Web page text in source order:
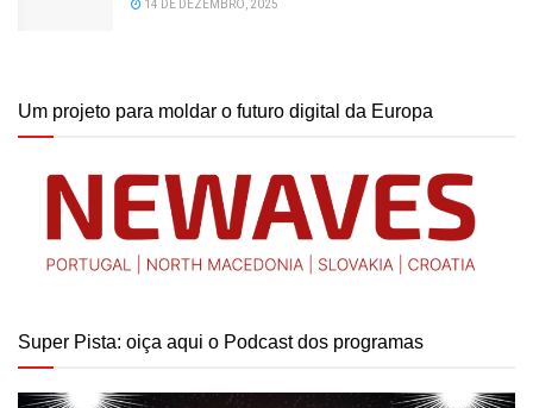
14 DE DEZEMBRO, 2025
Um projeto para moldar o futuro digital da Europa
Super Pista: oiça aqui o Podcast dos programas